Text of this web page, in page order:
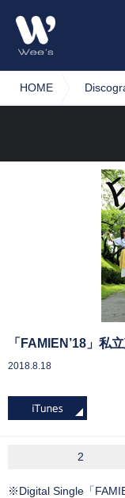
HOME
「FAMIEN’18」私
2018.8.18
2
※Digital Single「